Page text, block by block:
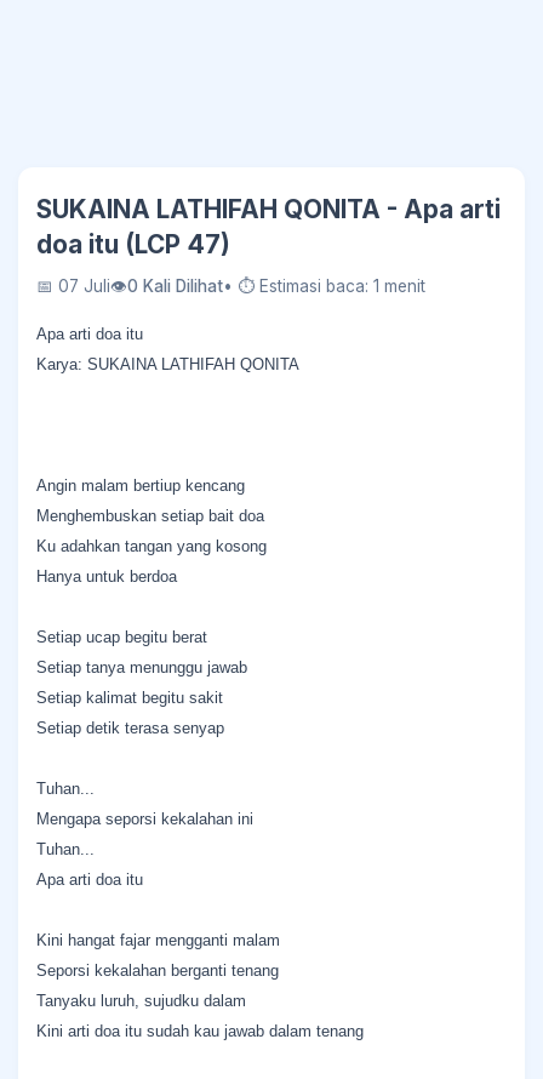
SUKAINA LATHIFAH QONITA - Apa arti
doa itu (LCP 47)
📅 07 Juli👁0 Kali Dilihat• ⏱ Estimasi baca: 1 menit
Apa arti doa itu
Karya: SUKAINA LATHIFAH QONITA
Angin malam bertiup kencang
Menghembuskan setiap bait doa
Ku adahkan tangan yang kosong
Hanya untuk berdoa
Setiap ucap begitu berat
Setiap tanya menunggu jawab
Setiap kalimat begitu sakit
Setiap detik terasa senyap
Tuhan...
Mengapa seporsi kekalahan ini
Tuhan...
Apa arti doa itu
Kini hangat fajar mengganti malam
Seporsi kekalahan berganti tenang
Tanyaku luruh, sujudku dalam
Kini arti doa itu sudah kau jawab dalam tenang